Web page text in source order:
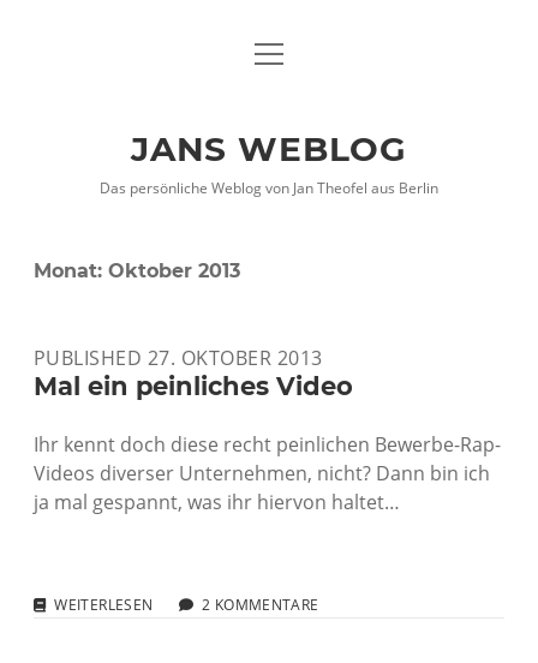
DATENSCHUTZHINWEISE
twitterfacebook
xing
Menü
JANS WEBLOG
Das persönliche Weblog von Jan Theofel aus Berlin
Monat: Oktober 2013
PUBLISHED 27. OKTOBER 2013
Mal ein peinliches Video
Ihr kennt doch diese recht peinlichen Bewerbe-Rap-
Videos diverser Unternehmen, nicht? Dann bin ich
ja mal gespannt, was ihr hiervon haltet…
WEITERLESEN MAL
2 KOMMENTARE